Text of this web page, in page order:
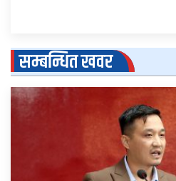
सम्बन्धित खवर